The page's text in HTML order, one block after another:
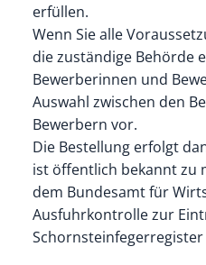
erfüllen.
Wenn Sie alle
die zuständige Behörde
Bewerberinnen und
Auswahl zwischen den
Bewerbern vor.
Die Bestellung erfolgt
ist öffentlich bekannt zu
dem Bundesamt für
Ausfuhrkontrolle zur